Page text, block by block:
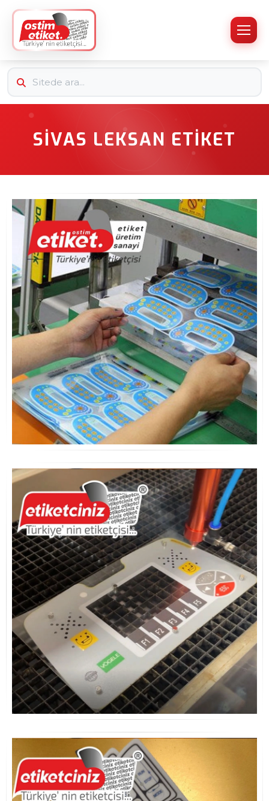
SIVAS LEKSAN ETIKET